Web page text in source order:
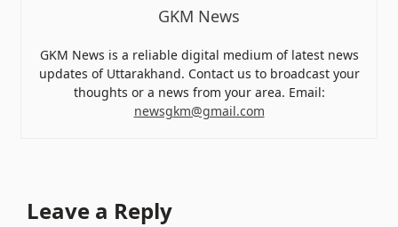
GKM News
GKM News is a reliable digital medium of latest news
updates of Uttarakhand. Contact us to broadcast your
thoughts or a news from your area. Email:
newsgkm@gmail.com
Leave a Reply